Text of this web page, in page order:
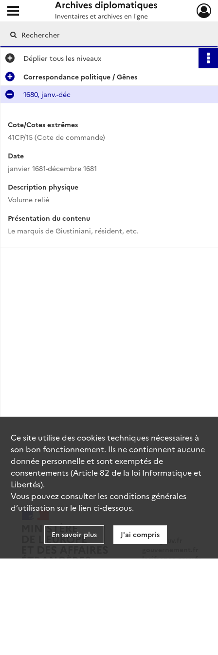
Archives diplomatiques
Ouvrir le menu déroulant
Déplier tous les niveaux
Correspondance politique / Gênes
1680, janv.-déc
Cote/Cotes extrêmes
41CP/15 (Cote de commande)
Date
janvier 1681-décembre 1681
Description physique
Volume relié
Présentation du contenu
Le marquis de Giustiniani, résident, etc.
data.gouv.fr
legifrance.gouv.fr
Ce site utilise descookiestechniques nécessaires à
son bon fonctionnement. Ils ne contiennent aucune
donnée personnelle et sont exemptés de
consentements (Article 82 de la loi Informatique et
Libertés).
Vous pouvez consulter les conditions générales
d’utilisation sur le lien ci-dessous.
En savoir plus J'ai compris